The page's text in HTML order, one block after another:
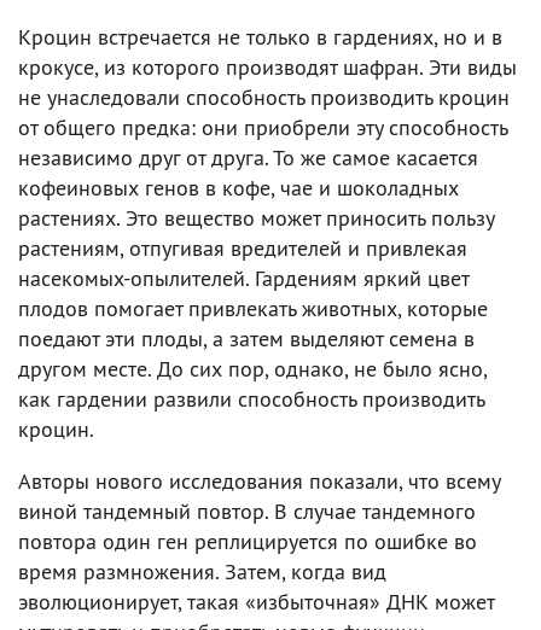
Кроцин встречается не только в гардениях, но и в
крокусе, из которого производят шафран. Эти виды
не унаследовали способность производить кроцин
от общего предка: они приобрели эту способность
независимо друг от друга. То же самое касается
кофеиновых генов в кофе, чае и шоколадных
растениях. Это вещество может приносить пользу
растениям, отпугивая вредителей и привлекая
насекомых-опылителей. Гардениям яркий цвет
плодов помогает привлекать животных, которые
поедают эти плоды, а затем выделяют семена в
другом месте. До сих пор, однако, не было ясно,
как гардении развили способность производить
кроцин.
Авторы нового исследования показали, что всему
виной тандемный повтор. В случае тандемного
повтора один ген реплицируется по ошибке во
время размножения. Затем, когда вид
эволюционирует, такая «избыточная» ДНК может